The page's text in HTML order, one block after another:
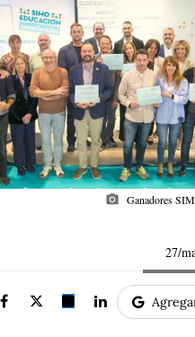
photo_camera Ganadores
27/